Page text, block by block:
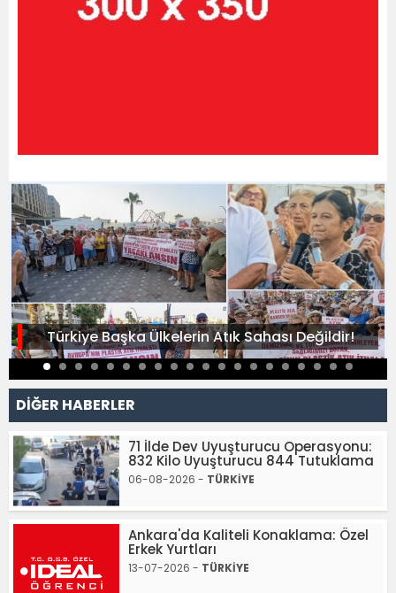
Türkiye Başka Ülkelerin Atık Sahası Değildir!
DİĞER HABERLER
71 İlde Dev Uyuşturucu Operasyonu:
832 Kilo Uyuşturucu 844 Tutuklama
06-08-2026 - TÜRKİYE
Ankara'da Kaliteli Konaklama: Özel
Erkek Yurtları
13-07-2026 - TÜRKİYE